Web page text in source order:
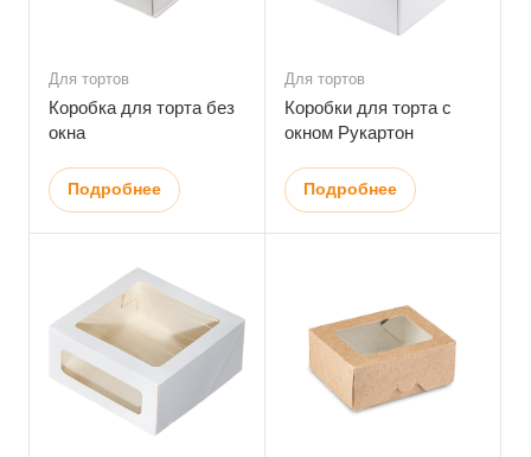
Для тортов
Коробка для торта без
окна
Подробнее
Для тортов
Коробки для торта с
окном Рукартон
Подробнее